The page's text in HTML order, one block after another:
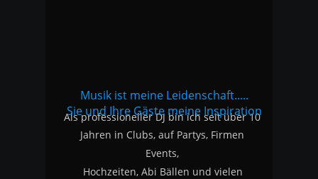
Als professioneller DJ bin ich seit über 10
Jahren in Clubs, auf Partys, Firmen
Events,
Hochzeiten, Abi Bällen und vielen
Musik ist meine Leidenschaft.....
Sie und Ihre Gäste meine Inspiration